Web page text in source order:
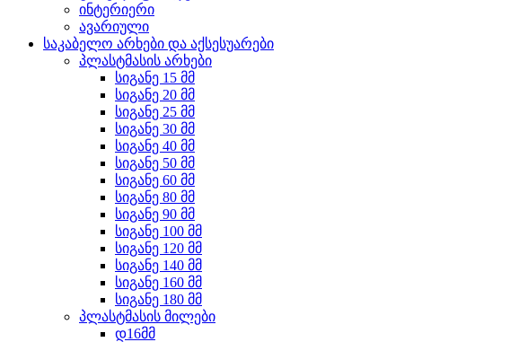
ინტერიერი
ავარიული
საკაბელო არხები და აქსესუარები
პლასტმასის არხები
სიგანე 15 მმ
სიგანე 20 მმ
სიგანე 25 მმ
სიგანე 30 მმ
სიგანე 40 მმ
სიგანე 50 მმ
სიგანე 60 მმ
სიგანე 80 მმ
სიგანე 90 მმ
სიგანე 100 მმ
სიგანე 120 მმ
სიგანე 140 მმ
სიგანე 160 მმ
სიგანე 180 მმ
პლასტმასის მილები
დ16მმ